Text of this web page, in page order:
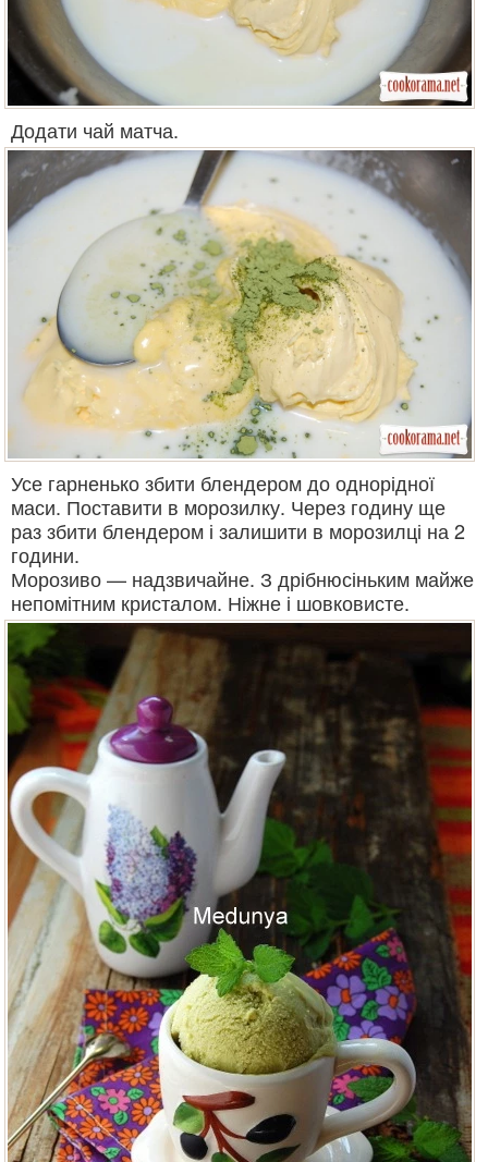
Додати чай матча.
Усе гарненько збити блендером до однорідної
маси. Поставити в морозилку. Через годину ще
раз збити блендером і залишити в морозилці на 2
години.
Морозиво — надзвичайне. З дрібнюсіньким майже
непомітним кристалом. Ніжне і шовковисте.